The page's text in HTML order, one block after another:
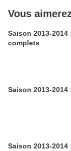
Vous
Saison 2013-
complets
Saison 2013-
Saison 2013-2014